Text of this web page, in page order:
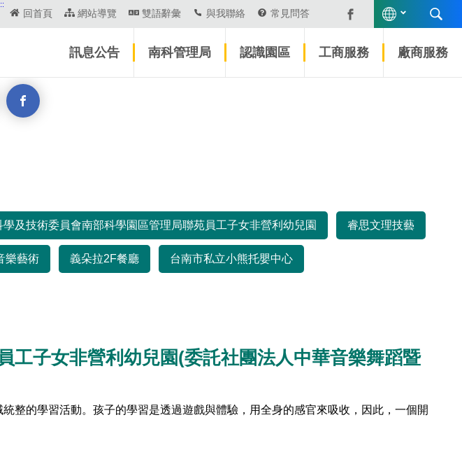
回首頁 網站導覽 雙語辭彙 與我聯絡 常見問答
訊息公告 南科管理局 認識園區 工商服務 廠商服務
另
視
窗
享
到
學及技術委員會南部科學園區管理局聯苑員工子女非營利幼兒園 睿思文理技藝
樂藝術 義朵拉2F餐廳 台南市私立小熊托嬰中心
工子女非營利幼兒園(委託社團法人中華音樂舞蹈暨
整的學習活動。孩子的學習是透過遊戲與體驗，用全身的感官來吸收，因此，一個開